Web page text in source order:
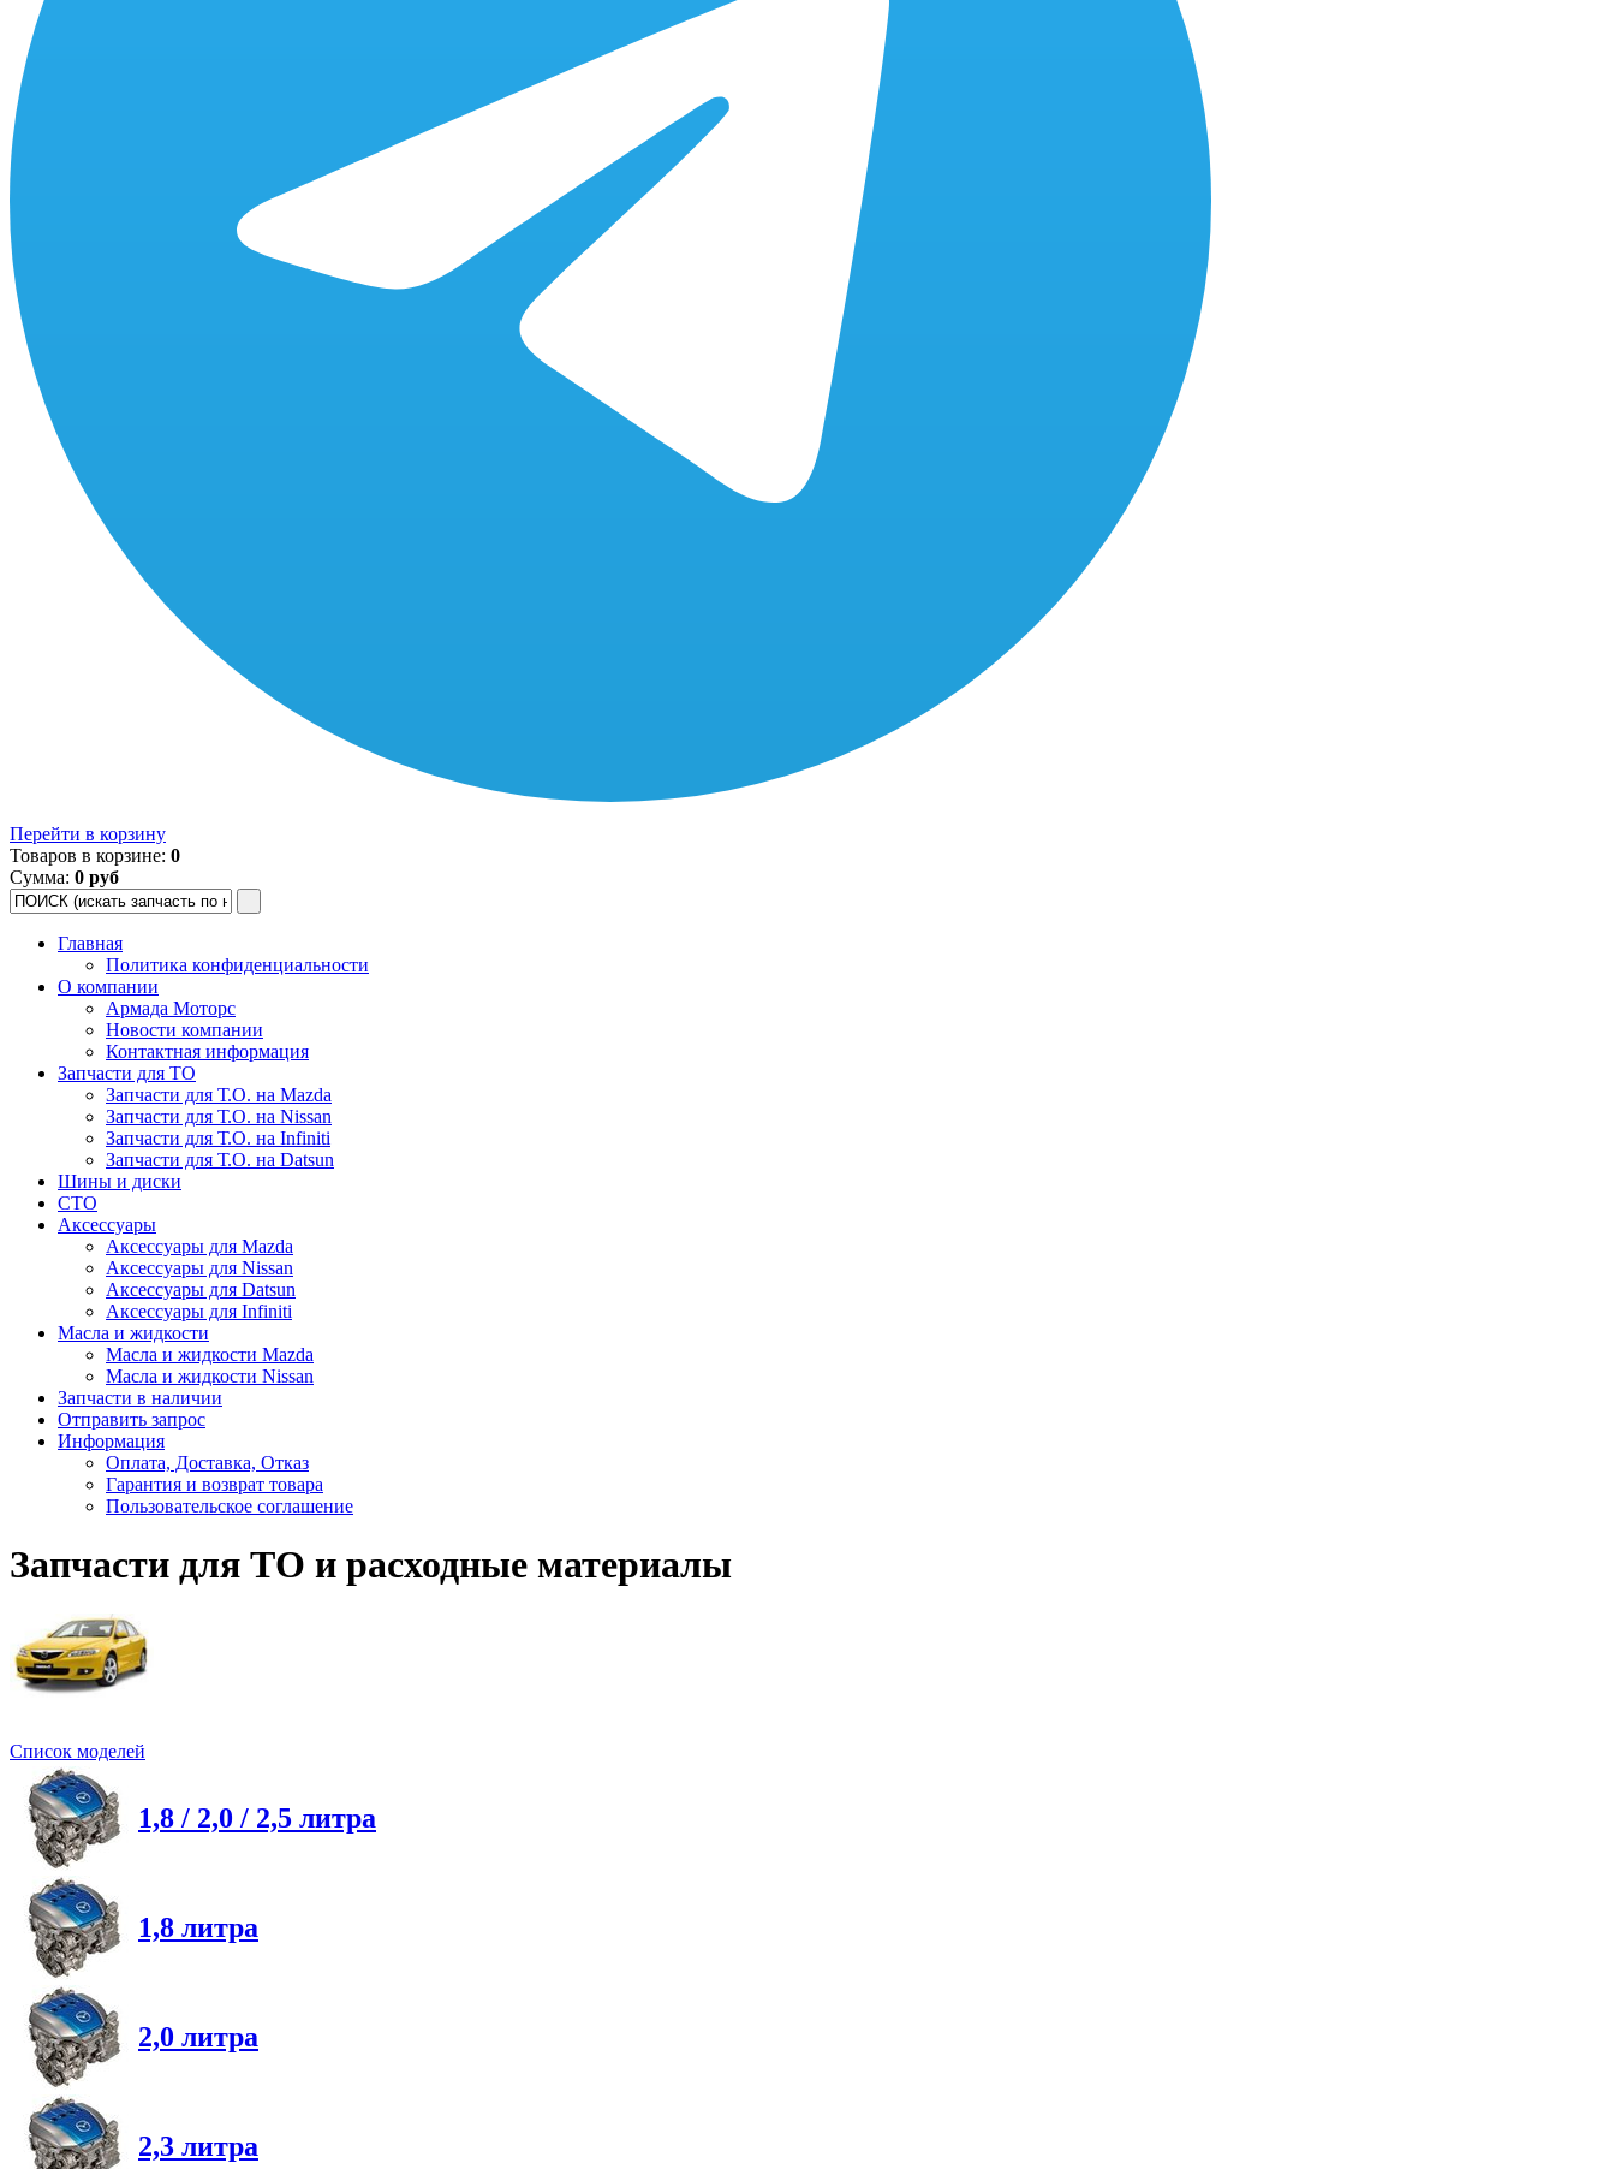
Перейти в корзину
Товаров в корзине: 0
Сумма: 0 руб
Главная
Политика конфиденциальности
О компании
Армада Моторс
Новости компании
Контактная информация
Запчасти для ТО
Запчасти для Т.О. на Mazda
Запчасти для Т.О. на Nissan
Запчасти для Т.О. на Infiniti
Запчасти для Т.О. на Datsun
Шины и диски
СТО
Аксессуары
Аксессуары для Mazda
Аксессуары для Nissan
Аксессуары для Datsun
Аксессуары для Infiniti
Масла и жидкости
Масла и жидкости Mazda
Масла и жидкости Nissan
Запчасти в наличии
Отправить запрос
Информация
Оплата, Доставка, Отказ
Гарантия и возврат товара
Пользовательское соглашение
Запчасти для ТО и расходные материалы
Список моделей
1,8 / 2,0 / 2,5 литра
1,8 литра
2,0 литра
2,3 литра